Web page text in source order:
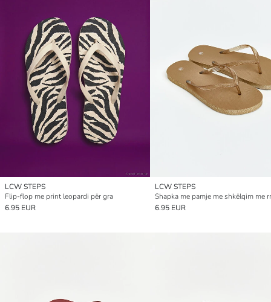
LCW STEPS
Flip-flop me print leopardi për gra
6.95 EUR
LCW STEPS
6.95 EUR